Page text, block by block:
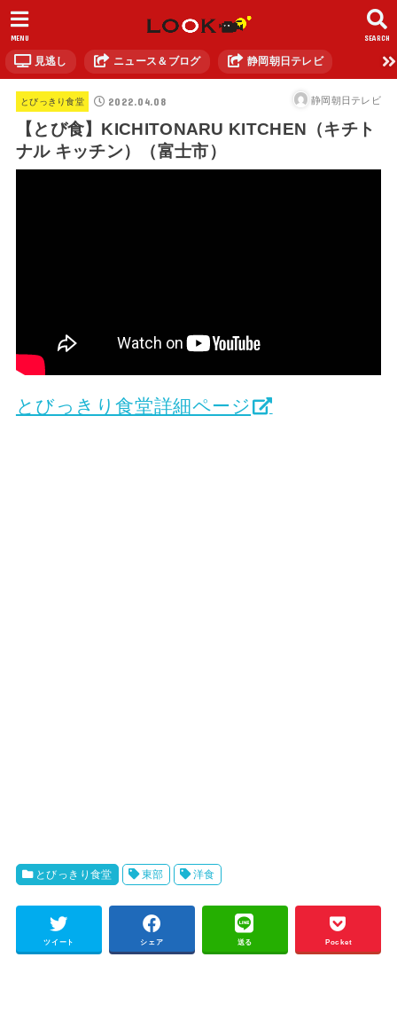
SEARCH
MENU
見逃し ニュース＆ブログ 静岡朝日テレビ
とびっきり食堂 2022.04.08 静岡朝日テレビ
【とび食】KICHITONARU KITCHEN（キチト
ナル キッチン）（富士市）
とびっきり食堂詳細ページ
とびっきり食堂 東部 洋食
ツイート シェア 送る Pocket